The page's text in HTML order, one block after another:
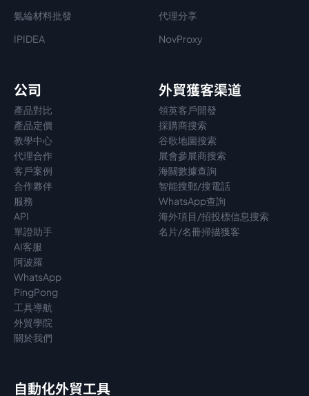
氨綸材料批發
代理分享
IPIDEA
NovProxy
公司
產品對比
產品定價
教學中心
代理合作
客戶案例
合作夥伴
服務
API
單證助手
AI客服
阿波羅
WhatsApp
PingPong
工具導航
外貿學院
關於我們
外貿獲客渠道
領英客戶開發
採購商搜索
谷歌地圖搜索
展會參展商搜索
海關數據查詢
智能搜郵/搜電話
WhatsApp查詢
海外項目/招投標信息搜索
名片/名冊掃描獲客
自動化外貿工具